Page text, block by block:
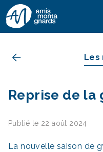
Aller au contenu
Les
Reprise de la
Publié le 22 août 2024
La nouvelle saison de